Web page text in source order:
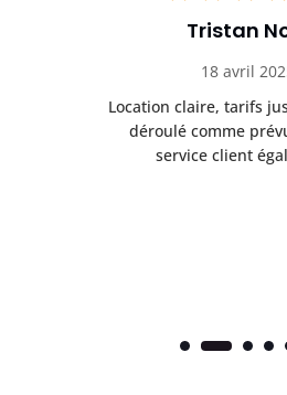
Tristan
18 avril
Location claire, tarifs
déroulé comme
service client